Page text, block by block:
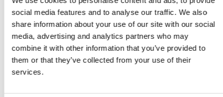
social media features and to analyse our traffic. We also
share information about your use of our site with our social
media, advertising and analytics partners who may
combine it with other information that you’ve provided to
them or that they’ve collected from your use of their
services.